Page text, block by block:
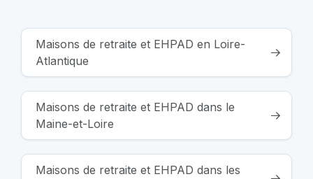
Maisons de retraite et EHPAD en Loire-
Atlantique
Maisons de retraite et EHPAD dans le
Maine-et-Loire
Maisons de retraite et EHPAD dans les